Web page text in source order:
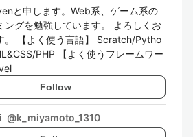
と申します。Web系、ゲーム系の
ングを勉強しています。 よろしくお
。 【よく使う言語】 Scratch/Pytho
PHP 【よく使うフレームワー
Follow
@k_miyamoto_1310